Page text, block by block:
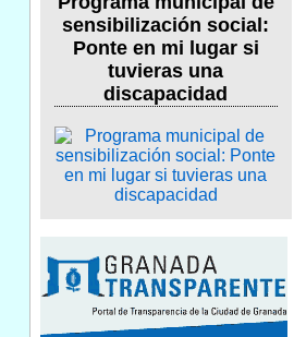
sensibilización social:
Ponte en mi lugar si
tuvieras una
discapacidad